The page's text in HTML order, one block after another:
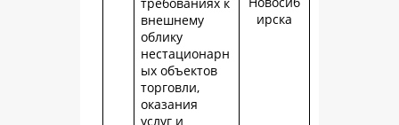
ирска
внешнему
облику
нестационарн
ых объектов
торговли,
оказания
услуг и